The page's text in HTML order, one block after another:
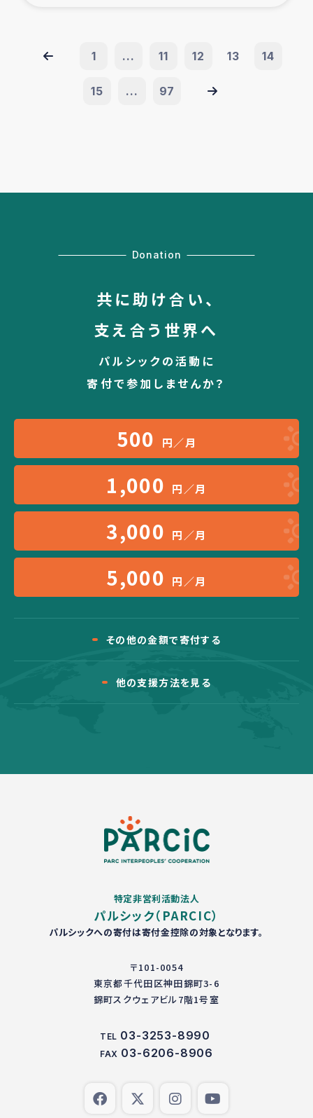
1 ... 11 12 13 14
15 ... 97
Donation
共に助け合い、
支え合う世界へ
パルシックの活動に
寄付で参加しませんか？
500 円／月
1,000 円／月
3,000 円／月
5,000 円／月
その他の金額で寄付する
他の支援方法を見る
特定非営利活動法人
パルシック（PARCIC）
パルシックへの寄付は寄付金控除の対象となります。
〒101-0054
東京都千代田区神田錦町3-6
錦町スクウェアビル7階1号室
TEL 03-3253-8990
FAX 03-6206-8906